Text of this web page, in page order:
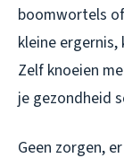
boomwortels
kleine
Zelf knoeien
je gezondheid
Geen zorgen,